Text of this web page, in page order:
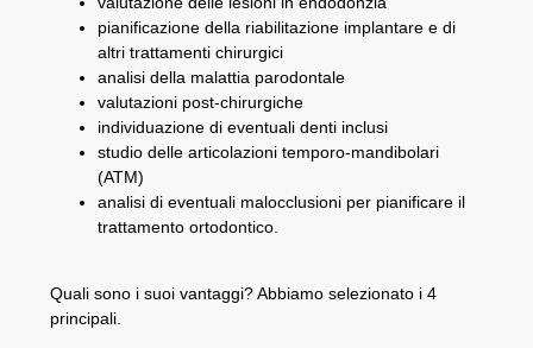
pianificazione della riabilitazione implantare e di
altri trattamenti chirurgici
analisi della malattia parodontale
valutazioni post-chirurgiche
individuazione di eventuali denti inclusi
studio delle articolazioni temporo-mandibolari
(ATM)
analisi di eventuali malocclusioni per pianificare il
trattamento ortodontico.
Quali sono i suoi vantaggi? Abbiamo selezionato i 4
principali.